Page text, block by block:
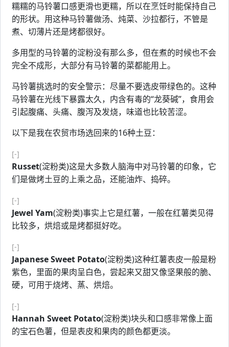
糯糯的马铃薯口感更滑也更糯，所以在烹饪时能保持自己
的形状。用这种马铃薯做汤、炖菜、沙拉都行，不管是
煮、切薄片还是烤都很好。
多用型的马铃薯的淀粉没有那么多，但在煮的时候也不会
完全不成形，大部分有马铃薯的菜都能用上。
马铃薯挑选时的安全警示：尽量不要选皮带绿色的。这种
马铃薯在光线下暴露太久，内含有毒的“龙葵碱”，食用会
引起腹痛、头痛、腹泻及发烧，味道也比较苦涩。
以下是我在农贸市场选回来的16种土豆：
[-]
Russet(淀粉类)这是大多数人脑海中对马铃薯的印象，它
们是做烤土豆的上乘之品，还能油炸、捣碎。
[-]
Jewel Yam(淀粉类)事实上它是红薯，一般在红薯类见得
比较多，烘焙或是烤都挺好吃。
[-]
Japanese Sweet Potato(淀粉类)这种红薯表皮一般是粉
紫色，里面的果肉呈白色，尝起来又甜又像坚果般的脆、
硬，可用于烧烤、蒸、烘焙。
[-]
Hannah Sweet Potato(淀粉类)块头和口感非常像上面
的宝石色薯，但是表皮和果肉的颜色都更淡。